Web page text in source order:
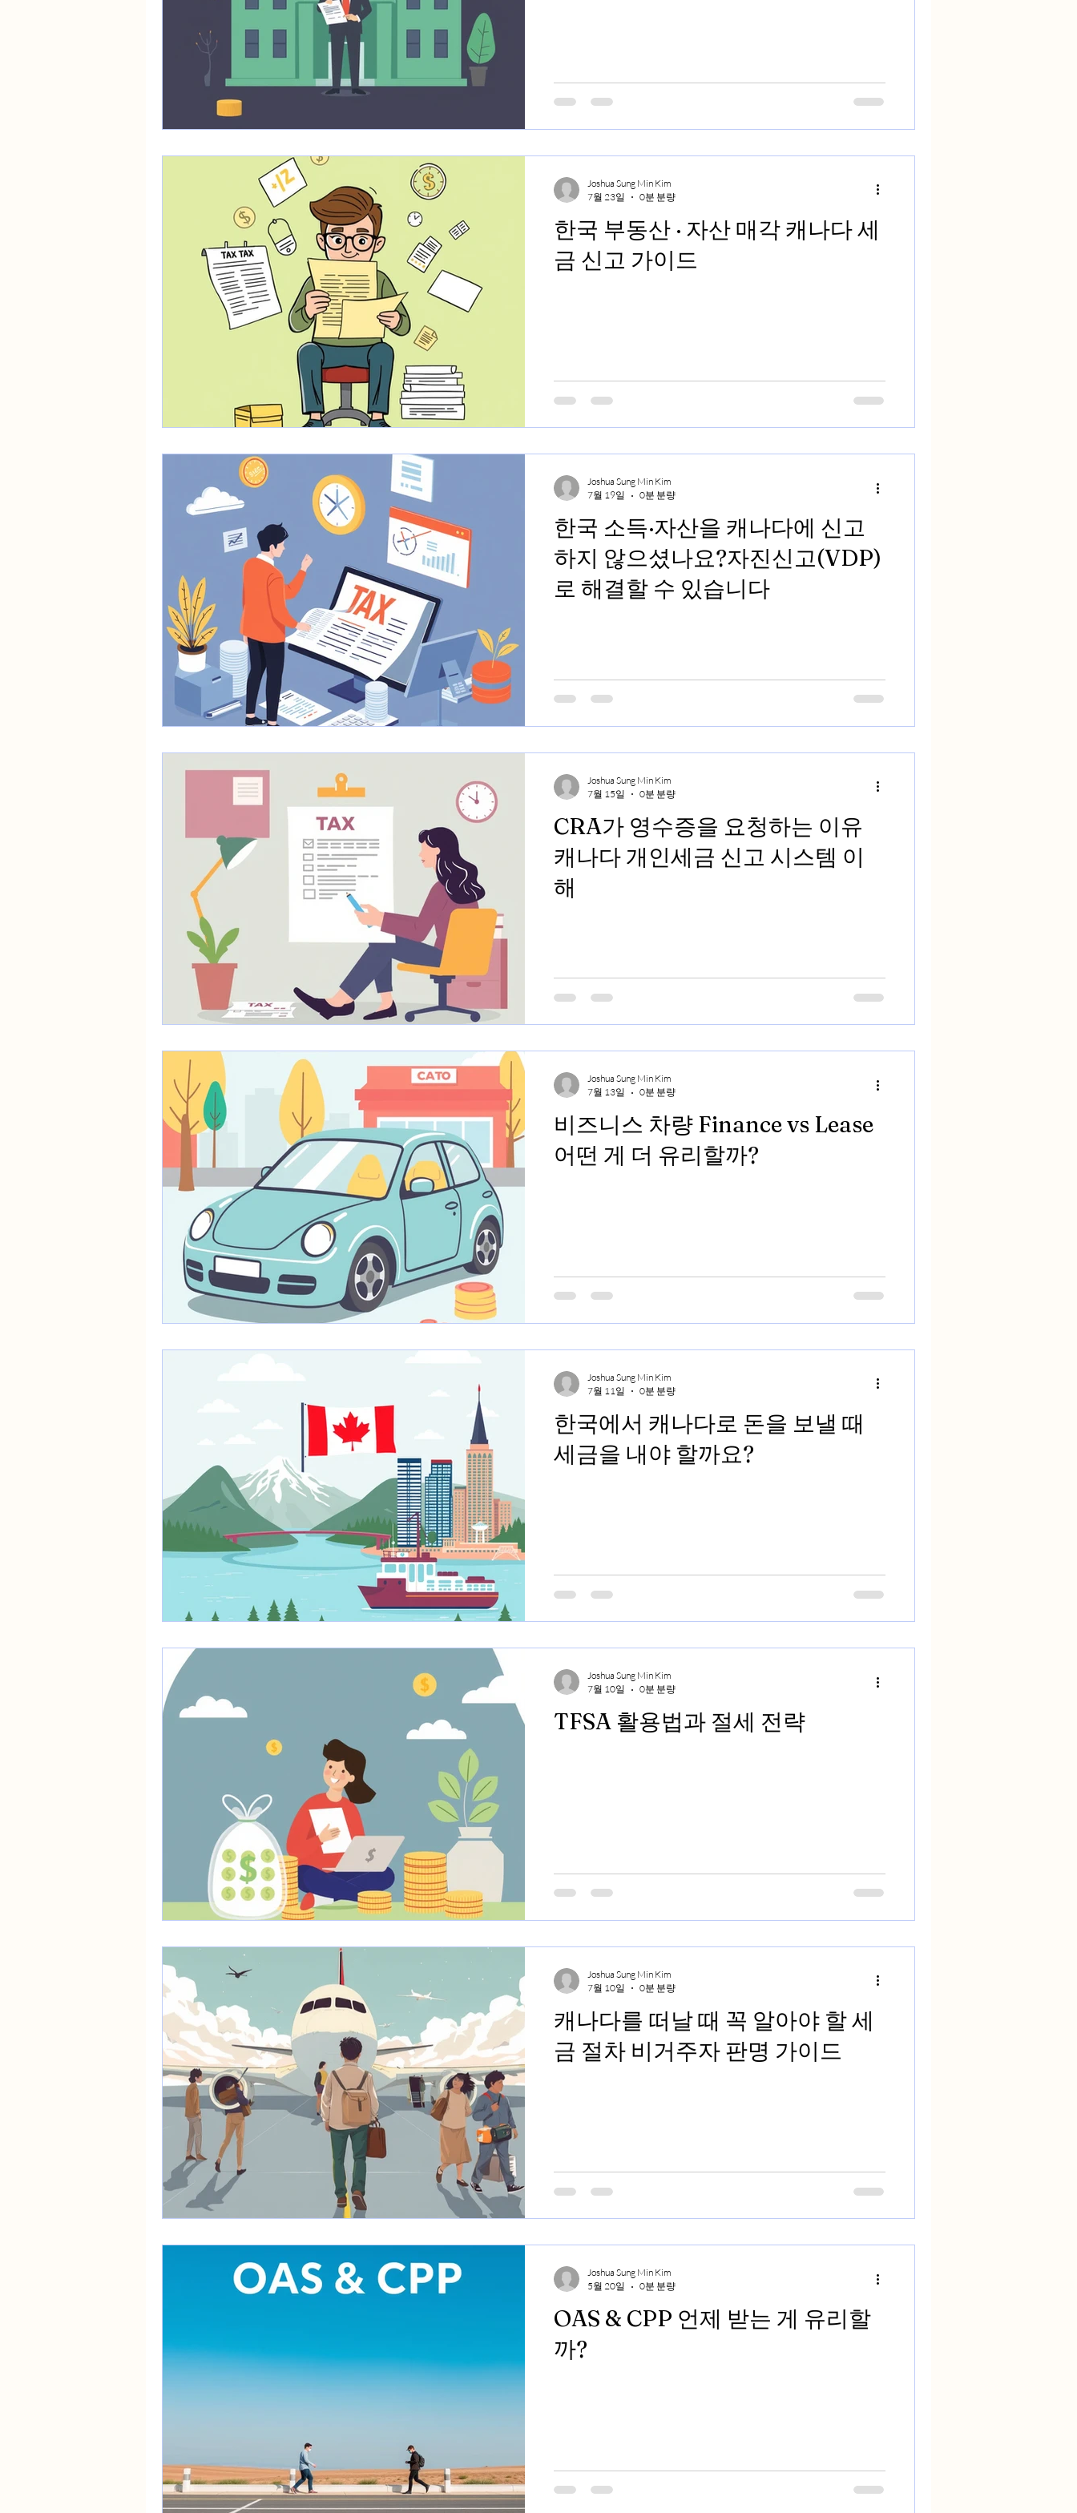
한국 부동산 · 자산 매각 캐나다 세
금 신고 가이드
Joshua Sung Min Kim
7월 23일
0분 분량
한국 소득·자산을 캐나다에 신고
하지 않으셨나요?자진신고(VDP)
로 해결할 수 있습니다
Joshua Sung Min Kim
7월 19일
0분 분량
CRA가 영수증을 요청하는 이유
캐나다 개인세금 신고 시스템 이
해
Joshua Sung Min Kim
7월 15일
0분 분량
비즈니스 차량 Finance vs Lease
어떤 게 더 유리할까?
Joshua Sung Min Kim
7월 13일
0분 분량
한국에서 캐나다로 돈을 보낼 때
세금을 내야 할까요?
Joshua Sung Min Kim
7월 11일
0분 분량
TFSA 활용법과 절세 전략
Joshua Sung Min Kim
7월 10일
0분 분량
캐나다를 떠날 때 꼭 알아야 할 세
금 절차 비거주자 판명 가이드
Joshua Sung Min Kim
7월 10일
0분 분량
OAS & CPP 언제 받는 게 유리할
까?
Joshua Sung Min Kim
5월 20일
0분 분량